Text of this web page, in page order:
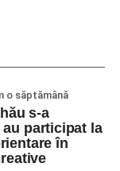
o săptămână
s-a
participat la
în